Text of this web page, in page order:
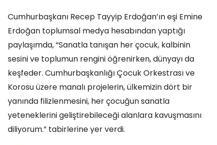
Cumhurbaşkanı Recep Tayyip Erdoğan’ın eşi Emine
Erdoğan toplumsal medya hesabından yaptığı
paylaşımda, “Sanatla tanışan her çocuk, kalbinin
sesini ve toplumun rengini öğrenirken, dünyayı da
keşfeder. Cumhurbaşkanlığı Çocuk Orkestrası ve
Korosu üzere manalı projelerin, ülkemizin dört bir
yanında filizlenmesini, her çocuğun sanatla
yeteneklerini geliştirebileceği alanlara kavuşmasını
diliyorum.” tabirlerine yer verdi.